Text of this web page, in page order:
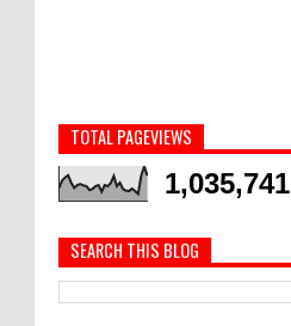
TOTAL PAGEVIEWS
1,035,741
SEARCH THIS BLOG